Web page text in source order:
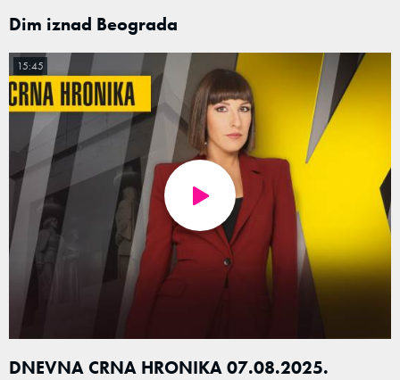
Dim iznad Beograda
DNEVNA CRNA HRONIKA 07.08.2025.
15:45